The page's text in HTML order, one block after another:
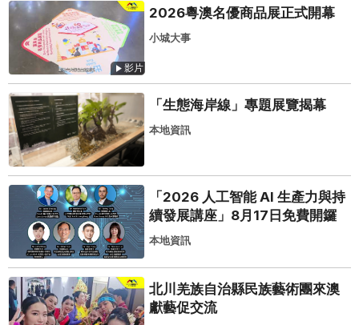
影片
2026粵澳名優商品展正式開幕
小城大事
「生態海岸線」專題展覽揭幕
本地資訊
「2026 人工智能 AI 生產力與持
續發展講座」8月17日免費開鑼
本地資訊
北川羌族自治縣民族藝術團來澳
獻藝促交流